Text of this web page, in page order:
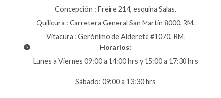
Concepción : Freire 214, esquina Salas.
Quilicura : Carretera General San Martín 8000, RM.
Vitacura : Gerónimo de Alderete #1070, RM.
Horarios:
Lunes a Viernes 09:00 a 14:00 hrs y 15:00 a 17:30 hrs
Sábado: 09:00 a 13:30 hrs